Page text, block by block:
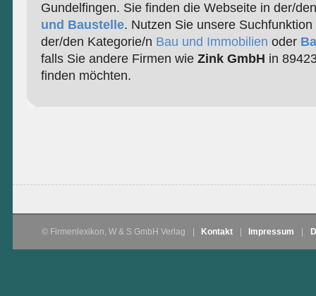
Gundelfingen. Sie finden die Webseite in der/
und Baustelle. Nutzen Sie unsere
der/den Kategorie/n Bau und Immobilien oder
falls Sie andere Firmen wie Zink GmbH in
finden möchten.
© Firmenlexikon, W & S GmbH Verlag Kontakt Impressum